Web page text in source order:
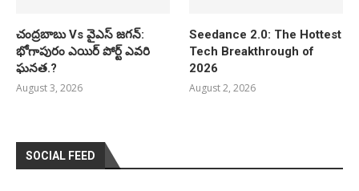
చంద్రబాబు Vs వైఎస్ జగన్:
భోగాపురం ఎయిర్ పోర్ట్ ఎవరి
ఘనత.?
August 3, 2026
Seedance 2.0: The Hottest
Tech Breakthrough of
2026
August 2, 2026
SOCIAL FEED